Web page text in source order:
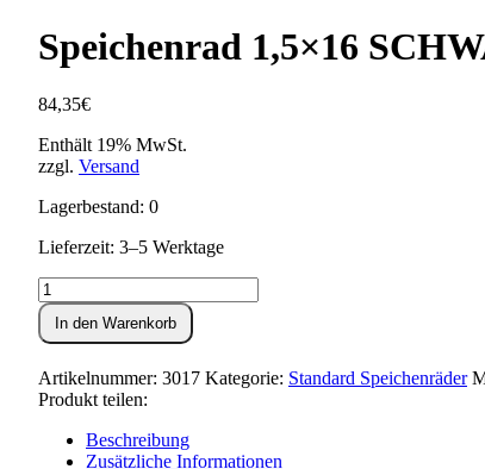
Speichenrad 1,5×16
84,35€
Enthält 19% MwSt.
zzgl. Versand
Lagerbestand: 0
Lieferzeit: 3–5 Werktage
Speichenrad
1,5x16
SCHWARZ
Nabe
abgedreht
Tuning-
Radnabe
In den Warenkorb
Artikelnummer: 3017 Kategorie: Standard Speichenräder
Produkt teilen:
Beschreibung
Zusätzliche Informationen